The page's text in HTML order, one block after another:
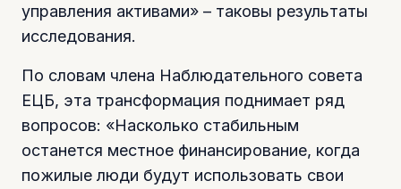
управления активами» – таковы результаты
исследования.
По словам члена Наблюдательного совета
ЕЦБ, эта трансформация поднимает ряд
вопросов: «Насколько стабильным
останется местное финансирование, когда
пожилые люди будут использовать свои